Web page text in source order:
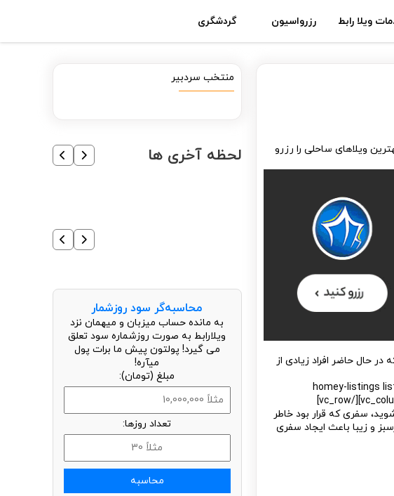
ویلا رابط رزرواسیون گردشگری
بهترین ویلاهای ساحلی را رزرو
حال حاضر افراد زیادی از
سفری که قرار بود خاطر
و زیبا باعث ایجاد سفری
منتخب سردبیر
لحظه آخری ها
محاسبه‌گر سود روزشمار
به مانده حساب میزبان و میهمان نزد
ویلارابط به صورت روزشماره سود تعلق
می گیرد! پولتون پیش ما برات پول
میآره!
مبلغ (تومان):
تعداد روزها:
محاسبه